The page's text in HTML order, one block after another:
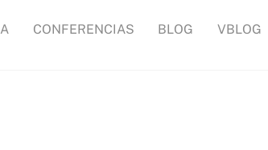
CONFERENCIAS BLOG VBLOG